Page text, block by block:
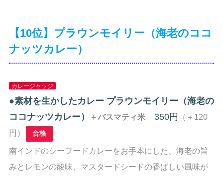
【10位】プラウンモイリー（海老のココ
ナッツカレー）
カレージャッジ
●素材を生かしたカレー プラウンモイリー（海老の
ココナッツカレー）
＋バスマティ米 350円
（＋120
円）
合格
南インドのシーフードカレーをお手本にした、海老の旨
みとレモンの酸味、マスタードシードの香ばしい風味が